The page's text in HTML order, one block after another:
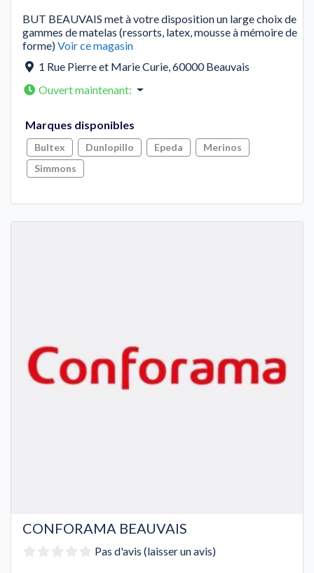
BUT BEAUVAIS met à votre disposition un large choix de
gammes de matelas (ressorts, latex, mousse à mémoire de
forme)Voir ce magasin
1 Rue Pierre et Marie Curie,60000 Beauvais
Ouvert maintenant:
Marques disponibles
Bultex Dunlopillo Epeda
Merinos
Simmons
CONFORAMA BEAUVAIS
Pas d'avis (laisser un avis)